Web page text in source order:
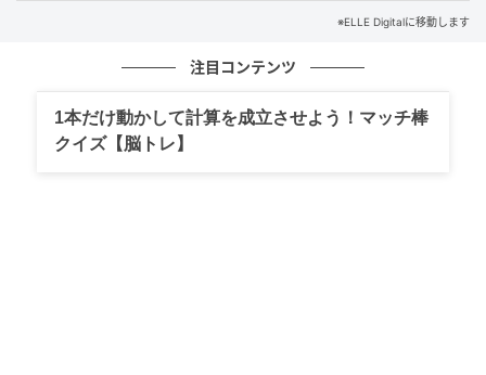
※ELLE Digitalに移動します
注目コンテンツ
1本だけ動かして計算を成立させよう！マッチ棒
クイズ【脳トレ】